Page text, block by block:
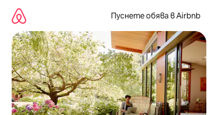
съдържанието
Пуснете обява в Airbnb